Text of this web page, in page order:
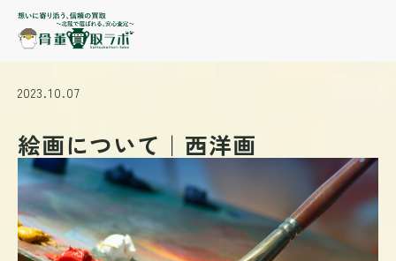
2023.10.07
絵画について｜西洋画